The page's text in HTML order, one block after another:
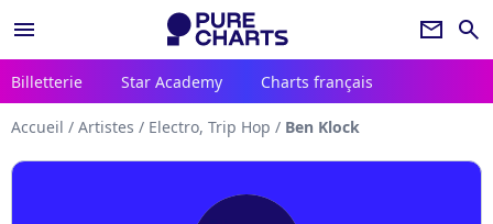
menu newsletter search
Billetterie Star Academy Charts français
Accueil / Artistes / Electro, Trip Hop / Ben Klock